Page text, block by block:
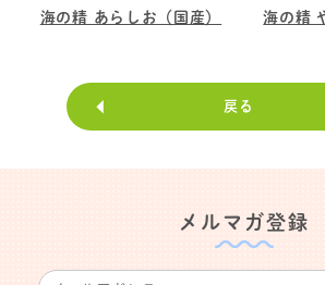
海の精 あらしお（国産） 海の精
戻る
メルマガ登録